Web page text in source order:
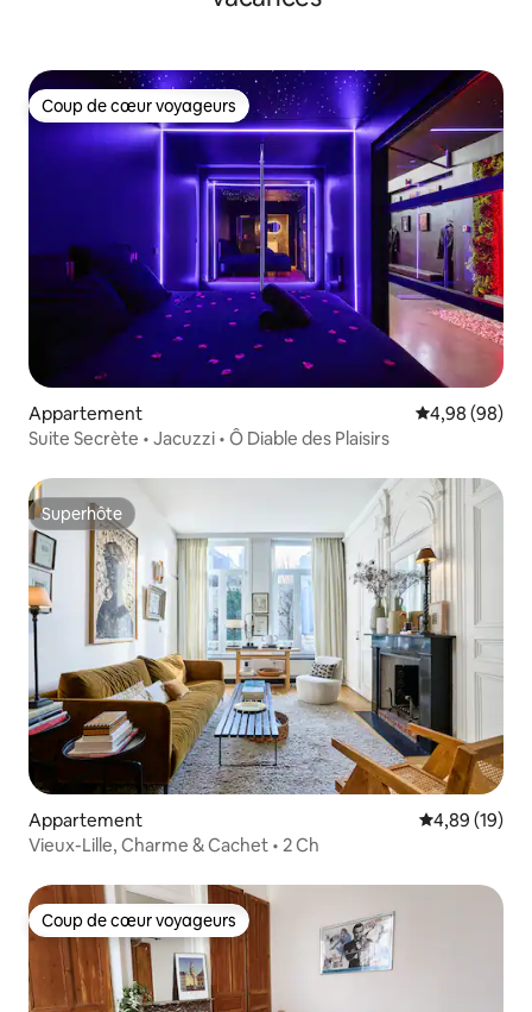
Coup de cœur voyageurs
Coup de cœur voyageurs
Appartement Évaluation
4,98 (98)
Suite Secrète • Jacuzzi • Ô Diable des Plaisirs
Superhôte
Superhôte
Appartement Évaluation
4,89 (19)
Vieux-Lille, Charme & Cachet • 2 Ch
Coup de cœur voyageurs
Coup de cœur voyageurs